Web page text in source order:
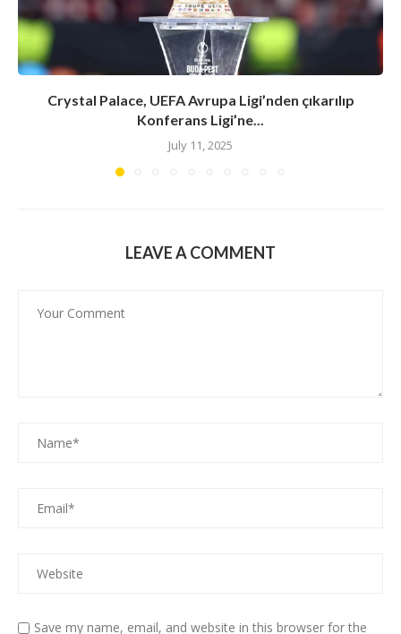
Crystal Palace, UEFA Avrupa Ligi’nden çıkarılıp
Konferans Ligi’ne...
July 11, 2025
LEAVE A COMMENT
Save my name, email, and website in this browser for the